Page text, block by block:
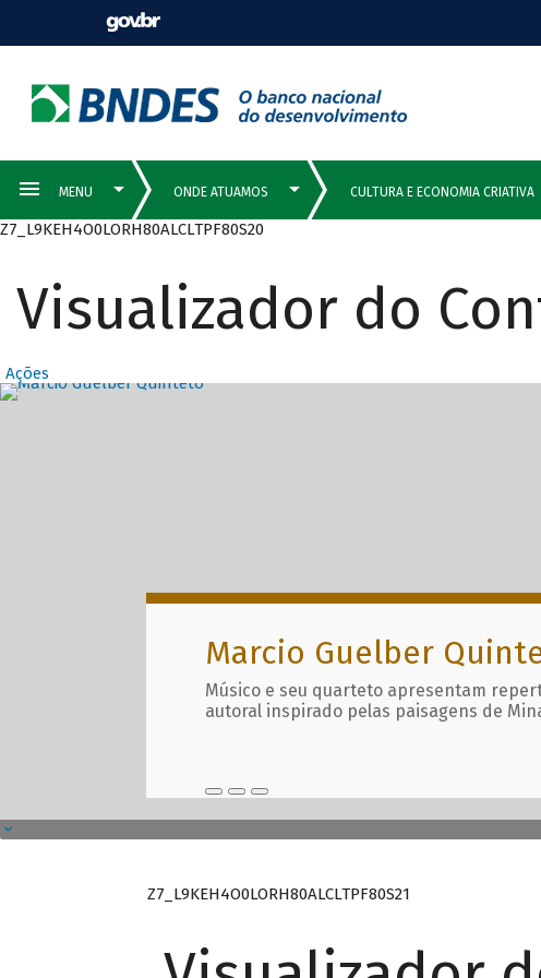
Z7_L9KEH4O0LORH80ALCLTPF80S20
Visualizador do
Ações
Destaques
Marcio Guelber
Músico e seu quarteto apresentam
autoral inspirado pelas paisagens de
Z7_L9KEH4O0LORH80ALCLTPF80S21